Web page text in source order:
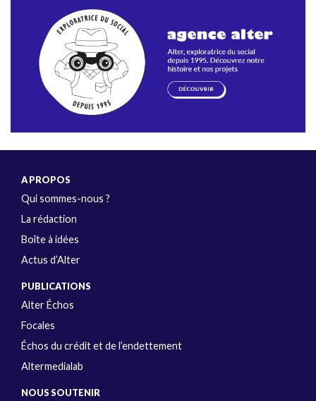
A PROPOS
Qui sommes-nous ?
La rédaction
Boîte à idées
Actus d’Alter
PUBLICATIONS
Alter Échos
Focales
Échos du crédit et de l’endettement
Altermedialab
NOUS SOUTENIR